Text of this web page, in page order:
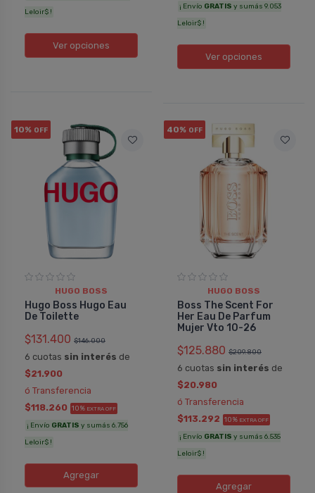
Leloir$ !
Ver opciones
¡ Envío GRATIS y sumás 9.053
Leloir$ !
Ver opciones
10% OFF
HUGO BOSS
Hugo Boss Hugo Eau
De Toilette
$131.400 $146.000
6 cuotas sin interés de
$21.900
ó Transferencia
$118.260 10% EXTRA OFF
¡ Envío GRATIS y sumás 6.756
Leloir$ !
Agregar
40% OFF
HUGO BOSS
Boss The Scent For
Her Eau De Parfum
Mujer Vto 10-26
$125.880 $209.800
6 cuotas sin interés de
$20.980
ó Transferencia
$113.292 10% EXTRA OFF
¡ Envío GRATIS y sumás 6.535
Leloir$ !
Agregar